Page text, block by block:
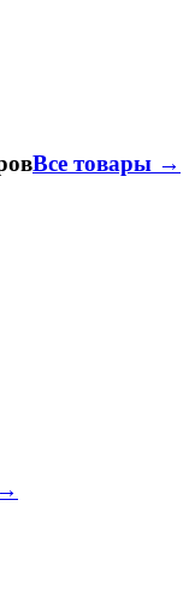
Все товары →